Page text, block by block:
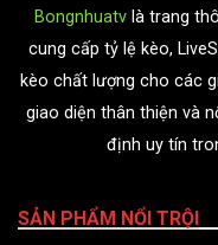
Bongnhuatv là trang
cung cấp tỷ lệ kèo,
kèo chất lượng cho các
giao diện thân thiện và
định uy tín
SẢN PHẨM NỔI TRỘI